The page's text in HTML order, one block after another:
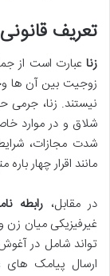
تعریف
زنا عبارت است از
زوجیت بین آن ها
نیستند. زنا،
شلاق و در موارد
شدت مجازات،
مانند اقرار چهار
در مقابل، رابطه
غیرفیزیکی میان زن
تواند شامل در
ارسال پیامک های